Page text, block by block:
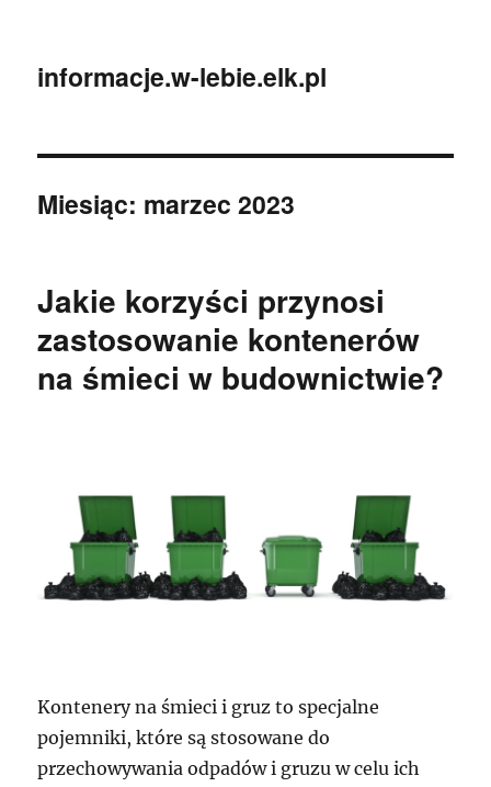
informacje.w-lebie.elk.pl
Miesiąc: marzec 2023
Jakie korzyści przynosi
zastosowanie kontenerów
na śmieci w budownictwie?
Kontenery na śmieci i gruz to specjalne
pojemniki, które są stosowane do
przechowywania odpadów i gruzu w celu ich